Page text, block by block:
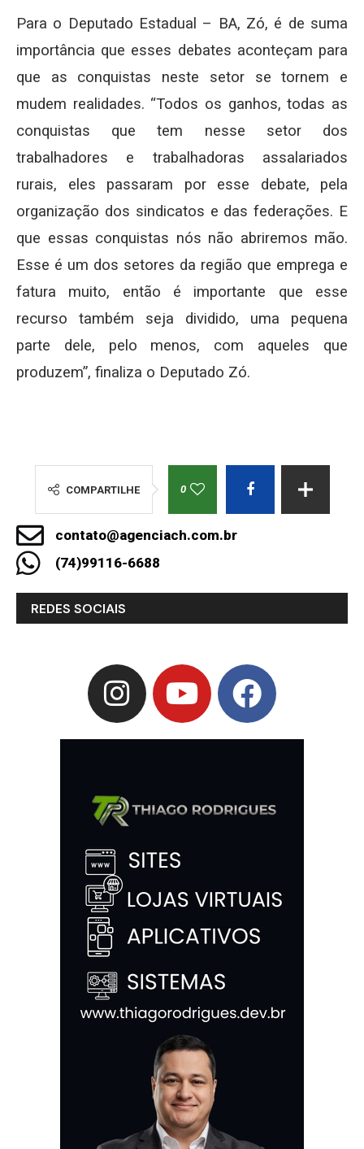
Para o Deputado Estadual – BA, Zó, é de suma
importância que esses debates aconteçam para
que as conquistas neste setor se tornem e
mudem realidades. “Todos os ganhos, todas as
conquistas que tem nesse setor dos
trabalhadores e trabalhadoras assalariados
rurais, eles passaram por esse debate, pela
organização dos sindicatos e das federações. E
que essas conquistas nós não abriremos mão.
Esse é um dos setores da região que emprega e
fatura muito, então é importante que esse
recurso também seja dividido, uma pequena
parte dele, pelo menos, com aqueles que
produzem”, finaliza o Deputado Zó.
COMPARTILHE 0
contato@agenciach.com.br
(74)99116-6688
REDES SOCIAIS